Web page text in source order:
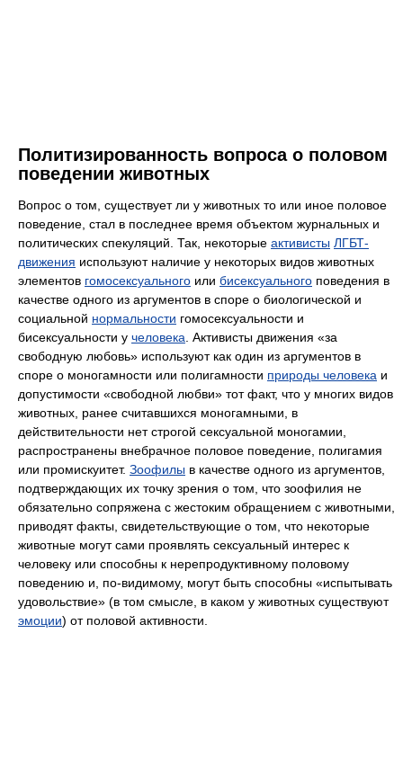
Политизированность вопроса о половом
поведении животных
Вопрос о том, существует ли у животных то или иное половое
поведение, стал в последнее время объектом журнальных и
политических спекуляций. Так, некоторые активисты ЛГБТ-
движения используют наличие у некоторых видов животных
элементов гомосексуального или бисексуального поведения в
качестве одного из аргументов в споре о биологической и
социальной нормальности гомосексуальности и
бисексуальности у человека . Активисты движения «за
свободную любовь» используют как один из аргументов в
споре о моногамности или полигамности природы человека и
допустимости «свободной любви» тот факт, что у многих видов
животных, ранее считавшихся моногамными, в
действительности нет строгой сексуальной моногамии,
распространены внебрачное половое поведение, полигамия
или промискуитет. Зоофилы в качестве одного из аргументов,
подтверждающих их точку зрения о том, что зоофилия не
обязательно сопряжена с жестоким обращением с животными,
приводят факты, свидетельствующие о том, что некоторые
животные могут сами проявлять сексуальный интерес к
человеку или способны к нерепродуктивному половому
поведению и, по-видимому, могут быть способны «испытывать
удовольствие» (в том смысле, в каком у животных существуют
эмоции) от половой активности.